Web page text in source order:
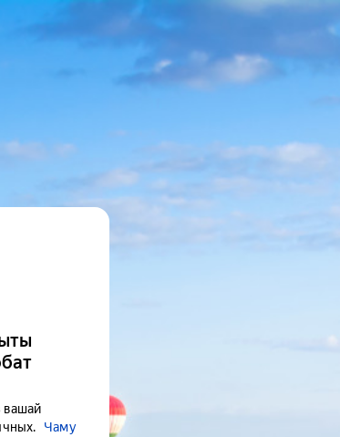
вашай
Чаму